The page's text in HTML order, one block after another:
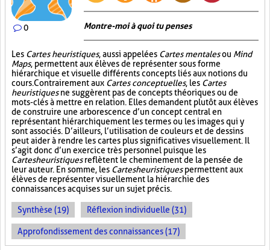
0 Montre-moi à quoi tu penses
Les Cartes heuristiques, aussi appelées Cartes mentalesou Mind
Maps, permettent aux élèves de représenter sous forme
hiérarchique et visuelle différents concepts liés aux notions du
cours. Contrairement aux Cartes conceptuelles, les Cartes
heuristiquesne suggèrent pas de concepts théoriques ou de
mots-clés à mettre en relation. Elles demandent plutôt aux élèves
de construire une arborescence d’un concept central en
représentant hiérarchiquement les termes ou les images qui y
sont associés. D’ailleurs, l’utilisation de couleurs et de dessins
peut aider à rendre les cartes plus significatives visuellement. Il
s’agit donc d’un exercice très personnel puisque les
Cartes heuristiquesreflètent le cheminement de la pensée de
leur auteur. En somme, les Cartes heuristiquespermettent aux
élèves de représenter visuellement la hiérarchie des
connaissances acquises sur un sujet précis.
Synthèse (19) Réflexion individuelle (31)
Approfondissement des connaissances (17)